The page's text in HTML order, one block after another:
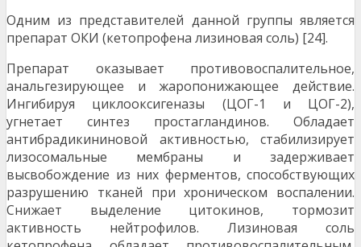
Одним из представителей данной группы является
препарат ОКИ (кетопрофена лизиновая соль) [24].
Препарат оказывает противовоспалительное,
анальгезирующее и жаропонижающее действие.
Ингибируя циклооксигеназы (ЦОГ-1 и ЦОГ-2),
угнетает синтез простагландинов. Обладает
антибрадикининовой активностью, стабилизирует
лизосомальные мембраны и задерживает
высвобождение из них ферментов, способствующих
разрушению тканей при хроническом воспалении.
Снижает выделение цитокинов, тормозит
активность нейтрофилов. Лизиновая соль